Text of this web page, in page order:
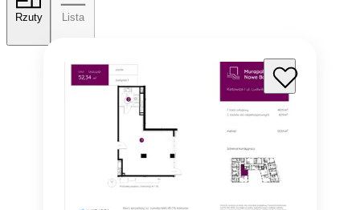
Rzuty Lista